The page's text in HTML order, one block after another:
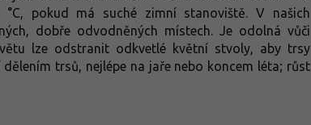
pokud má suché zimní stanoviště. V našich
dobře odvodněných místech. Je odolná vůči
lze odstranit odkvetlé květní stvoly, aby trsy
trsů, nejlépe na jaře nebo koncem léta; růst